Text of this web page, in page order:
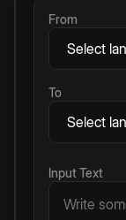
From
To
Input Text